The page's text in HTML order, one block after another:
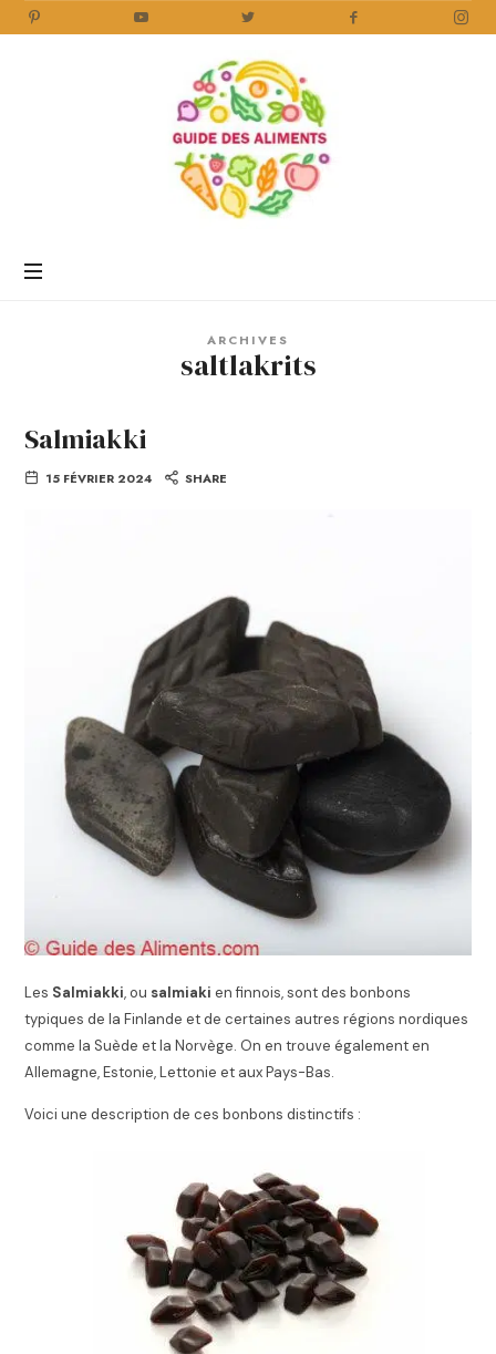
Aliments
ARCHIVES
saltlakrits
Salmiakki
15 FÉVRIER 2024 SHARE
Les Salmiakki, ou salmiaki en finnois, sont des bonbons
typiques de la Finlande et de certaines autres régions nordiques
comme la Suède et la Norvège. On en trouve également en
Allemagne, Estonie, Lettonie et aux Pays-Bas.
Voici une description de ces bonbons distinctifs :